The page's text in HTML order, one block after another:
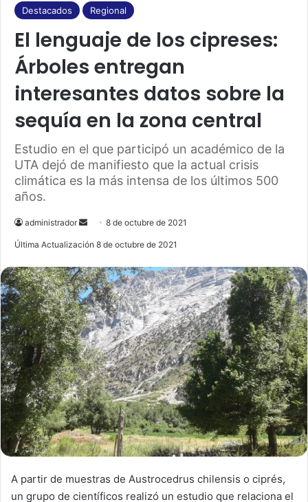
Destacados Regional
El lenguaje de los cipreses:
Árboles entregan
interesantes datos sobre la
sequía en la zona central
Estudio en el que participó un académico de la
UTA dejó de manifiesto que la actual crisis
climática es la más intensa de los últimos 500
años.
administrador
e
d
a
n
e
m
a
i
l
8 de octubre de 2021
Última Actualización 8 de octubre de 2021
A partir de muestras de Austrocedrus chilensis o ciprés,
un grupo de científicos realizó un estudio que relaciona el
e
b
o
o
k
u
e